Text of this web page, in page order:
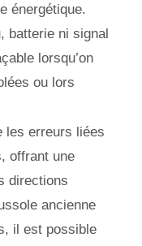
énergétique.
batterie ni signal
lorsqu’on
ou lors
les erreurs liées
offrant une
directions
ancienne
il est possible